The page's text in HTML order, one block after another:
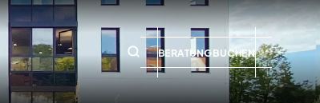
BERATUNG BUCHEN